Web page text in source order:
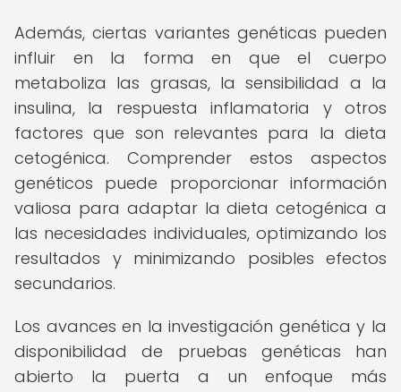
Además, ciertas variantes genéticas pueden
influir en la forma en que el cuerpo
metaboliza las grasas, la sensibilidad a la
insulina, la respuesta inflamatoria y otros
factores que son relevantes para la dieta
cetogénica. Comprender estos aspectos
genéticos puede proporcionar información
valiosa para adaptar la dieta cetogénica a
las necesidades individuales, optimizando los
resultados y minimizando posibles efectos
secundarios.
Los avances en la investigación genética y la
disponibilidad de pruebas genéticas han
abierto la puerta a un enfoque más